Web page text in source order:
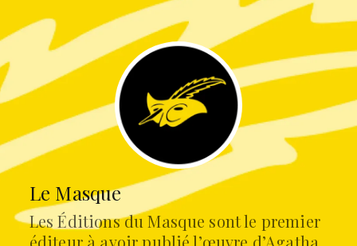
Le Masque
Les Éditions du Masque sont le premier
éditeur à avoir publié l’œuvre d’Agatha